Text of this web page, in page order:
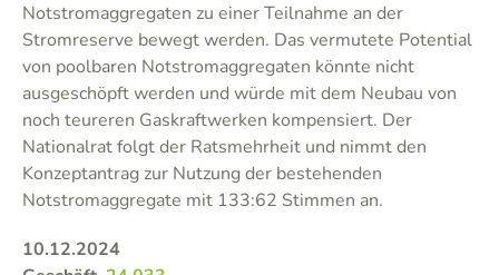
Notstromaggregaten zu einer Teilnahme an der
Stromreserve bewegt werden. Das vermutete Potential
von poolbaren Notstromaggregaten könnte nicht
ausgeschöpft werden und würde mit dem Neubau von
noch teureren Gaskraftwerken kompensiert. Der
Nationalrat folgt der Ratsmehrheit und nimmt den
Konzeptantrag zur Nutzung der bestehenden
Notstromaggregate mit 133:62 Stimmen an.
10.12.2024